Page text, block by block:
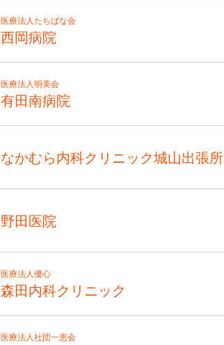
医療法人たちばな会
西岡病院
医療法人明美会
有田南病院
なかむら内科クリニック城山出張所
野田医院
医療法人優心
森田内科クリニック
医療法人社団一恵会